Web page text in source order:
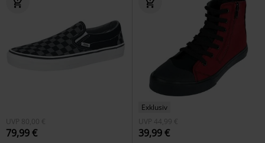
UVP 80,00 €
79,99 €
Exklusiv
UVP
44,99 €
39,99 €